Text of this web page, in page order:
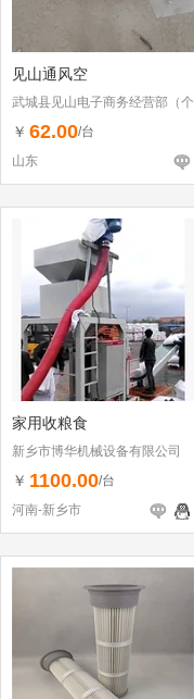
见山通风空
武城县见山电子商务经营部（个
体工商户）
￥ 62.00/台
山东
家用收粮食
新乡市博华机械设备有限公司
￥ 1100.00/台
河南-新乡市